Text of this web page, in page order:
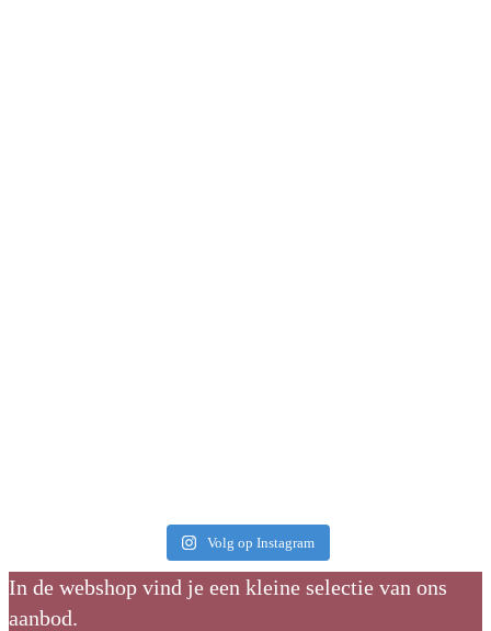
Volg op Instagram
In de webshop vind je een kleine selectie van ons
aanbod.